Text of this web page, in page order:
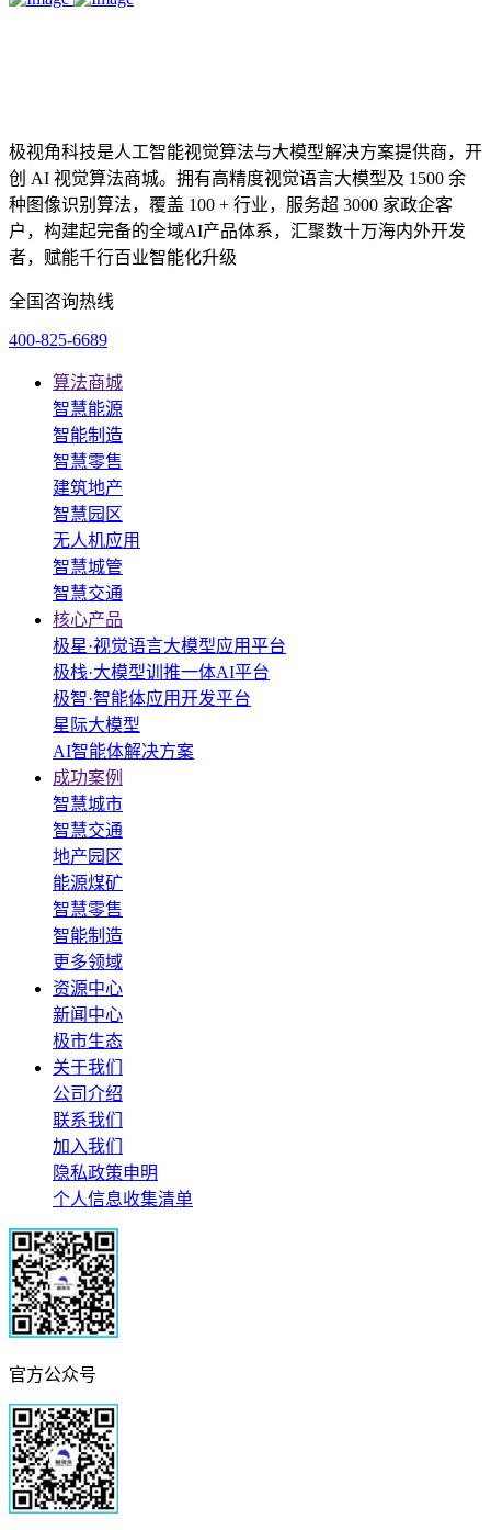
极视角科技是人工智能视觉算法与大模型解决方案提供商，开
创 AI 视觉算法商城。拥有高精度视觉语言大模型及 1500 余
种图像识别算法，覆盖 100 + 行业，服务超 3000 家政企客
户，构建起完备的全域AI产品体系，汇聚数十万海内外开发
者，赋能千行百业智能化升级
全国咨询热线
400-825-6689
算法商城
智慧能源
智能制造
智慧零售
建筑地产
智慧园区
无人机应用
智慧城管
智慧交通
核心产品
极星·视觉语言大模型应用平台
极栈·大模型训推一体AI平台
极智·智能体应用开发平台
星际大模型
AI智能体解决方案
成功案例
智慧城市
智慧交通
地产园区
能源煤矿
智慧零售
智能制造
更多领域
资源中心
新闻中心
极市生态
关于我们
公司介绍
联系我们
加入我们
隐私政策申明
个人信息收集清单
官方公众号